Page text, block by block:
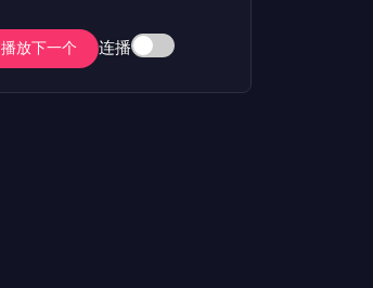
播放下一个 连播